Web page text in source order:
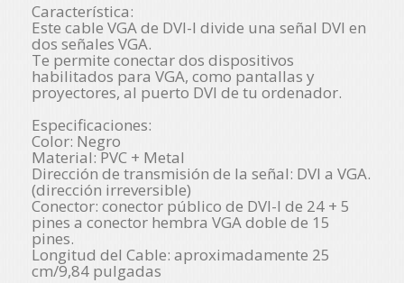
Característica:
Este cable VGA de DVI-I divide una señal DVI en
dos señales VGA.
Te permite conectar dos dispositivos
habilitados para VGA, como pantallas y
proyectores, al puerto DVI de tu ordenador.
Especificaciones:
Color: Negro
Material: PVC + Metal
Dirección de transmisión de la señal: DVI a VGA.
(dirección irreversible)
Conector: conector público de DVI-I de 24 + 5
pines a conector hembra VGA doble de 15
pines.
Longitud del Cable: aproximadamente 25
cm/9,84 pulgadas